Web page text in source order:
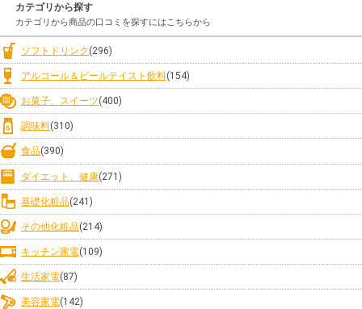
カテゴリから探す
カテゴリから商品の口コミを探すにはこちらから
ソフトドリンク (296)
アルコール＆ビールテイスト飲料(154)
お菓子、スイーツ(400)
調味料(310)
食品(390)
ダイエット、健康(271)
基礎化粧品(241)
その他化粧品(214)
キッチン家電(109)
生活家電(87)
美容家電(142)